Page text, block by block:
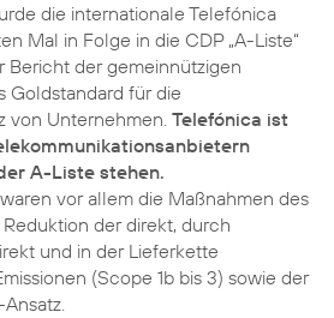
die internationale Telefónica
Mal in Folge in die CDP „A-Liste“
Bericht der gemeinnützigen
Goldstandard für die
von Unternehmen. Telefónica ist
A-Liste stehen.
vor allem die Maßnahmen des
der direkt, durch
und in der Lieferkette
(Scope 1b bis 3) sowie der